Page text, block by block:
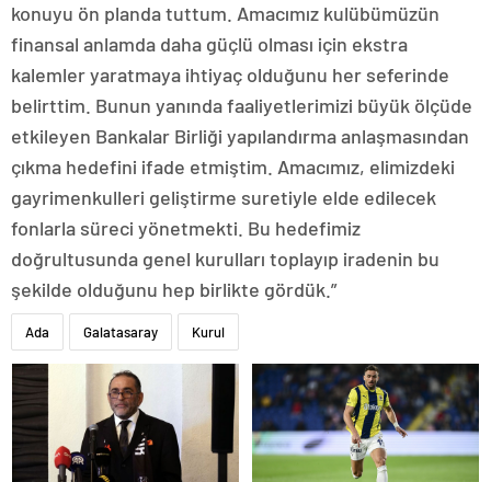
konuyu ön planda tuttum. Amacımız kulübümüzün
finansal anlamda daha güçlü olması için ekstra
kalemler yaratmaya ihtiyaç olduğunu her seferinde
belirttim. Bunun yanında faaliyetlerimizi büyük ölçüde
etkileyen Bankalar Birliği yapılandırma anlaşmasından
çıkma hedefini ifade etmiştim. Amacımız, elimizdeki
gayrimenkulleri geliştirme suretiyle elde edilecek
fonlarla süreci yönetmekti. Bu hedefimiz
doğrultusunda genel kurulları toplayıp iradenin bu
şekilde olduğunu hep birlikte gördük.”
Ada Galatasaray Kurul